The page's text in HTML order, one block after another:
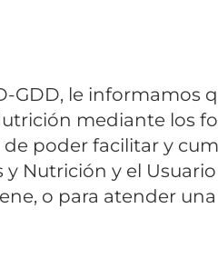
GDD, le informamos
mediante los
poder facilitar y
Nutrición y el
o para atender